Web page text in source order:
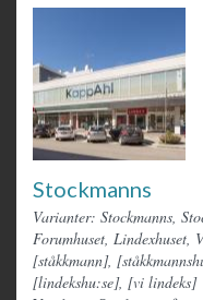
Stockmanns
Varianter: Stockmanns,
Forumhuset, Lindexhuset,
[ståkkmann],
[lindekshu:se], [vi lindeks]